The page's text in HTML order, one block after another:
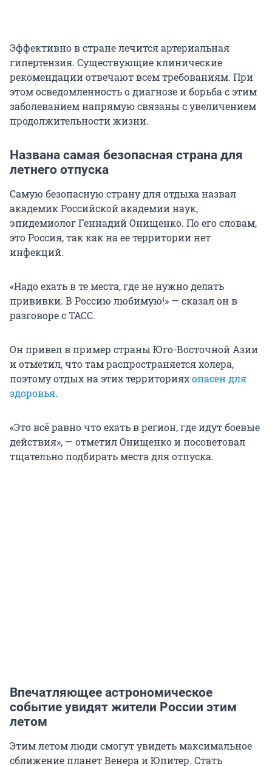
Эффективно в стране лечится артериальная
гипертензия. Существующие клинические
рекомендации отвечают всем требованиям. При
этом осведомленность о диагнозе и борьба с этим
заболеванием напрямую связаны с увеличением
продолжительности жизни.
Названа самая безопасная страна для
летнего отпуска
Самую безопасную страну для отдыха назвал
академик Российской академии наук,
эпидемиолог Геннадий Онищенко. По его словам,
это Россия, так как на ее территории нет
инфекций.
«Надо ехать в те места, где не нужно делать
прививки. В Россию любимую!» — сказал он в
разговоре с ТАСС.
Он привел в пример страны Юго-Восточной Азии
и отметил, что там распространяется холера,
поэтому отдых на этих территорияхопасен для
здоровья.
«Это всё равно что ехать в регион, где идут боевые
действия», — отметил Онищенко и посоветовал
тщательно подбирать места для отпуска.
Впечатляющее астрономическое
событие увидят жители России этим
летом
Этим летом люди смогут увидеть максимальное
сближение планет Венера и Юпитер. Стать